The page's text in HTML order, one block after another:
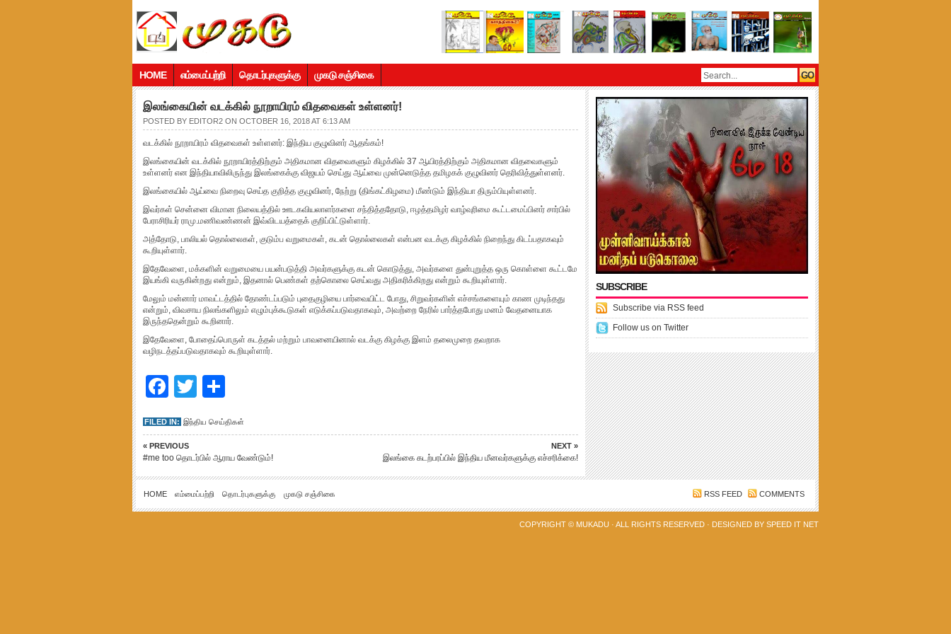
HOME எம்மைப்பற்றி தொடர்புகளுக்கு முகடு சஞ்சிகை
இலங்கையின் வடக்கில் நூறாயிரம் விதவைகள் உள்ளனர்!
POSTED BY EDITOR2 ON OCTOBER 16, 2018 AT 6:13 AM
வடக்கில் நூறாயிரம் விதவைகள் உள்ளனர்: இந்திய குழுவினர் ஆதங்கம்!
இலங்கையின் வடக்கில் நூறாயிரத்திற்கும் அதிகமான விதவைகளும் கிழக்கில் 37 ஆயிரத்திற்கும் அதிகமான விதவைகளும்
உள்ளனர் என இந்தியாவிலிருந்து இலங்கைக்கு விஜயம் செய்து ஆய்வை முன்னெடுத்த தமிழகக் குழுவினர் தெரிவித்துள்ளனர்.
இலங்கையில் ஆய்வை நிறைவு செய்த குறித்த குழுவினர், நேற்று (திங்கட்கிழமை) மீண்டும் இந்தியா திரும்பியுள்ளனர்.
இவர்கள் சென்னை விமான நிலையத்தில் ஊடகவியலாளர்களை சந்தித்ததோடு, ஈழத்தமிழர் வாழ்வுரிமை கூட்டமைப்பினர் சார்பில்
பேராசிரியர் ராமு.மணிவண்ணன் இவ்விடயத்தைக் குறிப்பிட்டுள்ளார்.
அத்தோடு, பாலியல் தொல்லைகள், குடும்ப வறுமைகள், கடன் தொல்லைகள் என்பன வடக்கு கிழக்கில் நிறைந்து கிடப்பதாகவும்
கூறியுள்ளார்.
இதேவேளை, மக்களின் வறுமையை பயன்படுத்தி அவர்களுக்கு கடன் கொடுத்து, அவர்களை துன்புறுத்த ஒரு கொள்ளை கூட்டமே
இயங்கி வருகின்றது என்றும், இதனால் பெண்கள் தற்கொலை செய்வது அதிகரிக்கிறது என்றும் கூறியுள்ளார்.
மேலும் மன்னார் மாவட்டத்தில் தோண்டப்படும் புதைகுழியை பார்வையிட்ட போது, சிறுவர்களின் எச்சங்களையும் காண முடிந்தது
என்றும், விவசாய நிலங்களிலும் எழும்புக்கூடுகள் எடுக்கப்படுவதாகவும், அவற்றை நேரில் பார்த்தபோது மனம் வேதனையாக
இருந்ததென்றும் கூறினார்.
இதேவேளை, போதைப்பொருள் கடத்தல் மற்றும் பாவனையினால் வடக்கு கிழக்கு இளம் தலைமுறை தவறாக
வழிநடத்தப்படுவதாகவும் கூறியுள்ளார்.
Facebook
Twitter
FILED IN: இந்திய செய்திகள்
« PREVIOUS
#me too தொடர்பில் ஆராய வேண்டும்!
NEXT »
இலங்கை கடற்பரப்பில் இந்திய மீனவர்களுக்கு எச்சரிக்கை!
SUBSCRIBE
Subscribe via RSS feed
Follow us on Twitter
HOME எம்மைப்பற்றி தொடர்புகளுக்கு முகடு சஞ்சிகை RSS FEED COMMENTS
COPYRIGHT © MUKADU · ALL RIGHTS RESERVED · DESIGNED BY SPEED IT NET